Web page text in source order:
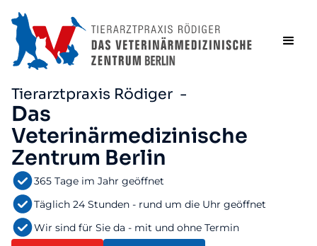
Tierarztpraxis Rödiger -
Das
Veterinärmedizinische
Zentrum Berlin
365 Tage im Jahr geöffnet
Täglich 24 Stunden - rund um die Uhr geöffnet
Wir sind für Sie da - mit und ohne Termin